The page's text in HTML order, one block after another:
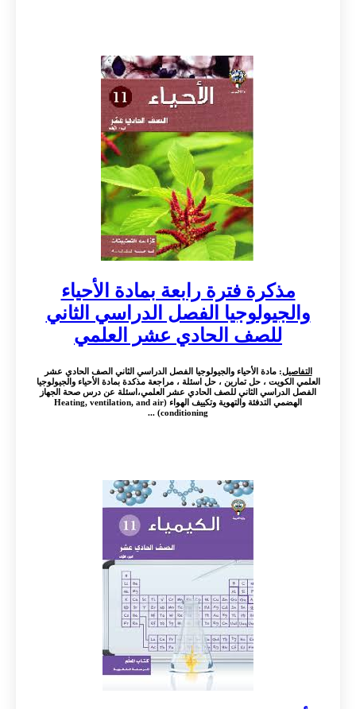
مذكرة فترة رابعة بمادة الأحياء
والجيولوجيا الفصل الدراسي الثاني
للصف الحادي عشر العلمي
التفاصيل: مادة الأحياء والجيولوجيا الفصل الدراسي الثاني الصف الحادي عشر
العلمي الكويت ، حل تمارين ، حل اسئلة ، مراجعة مذكدة بمادة الأحياء والجيولوجيا
الفصل الدراسي الثاني للصف الحادي عشر العلمي،اسئلة عن درس صحة الجهاز
الهضمي التدفئة والتهوية وتكييف الهواء (Heating, ventilation, and air
conditioning) ...